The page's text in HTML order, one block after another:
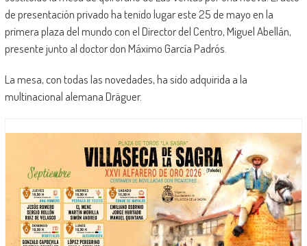
de presentación privado ha tenido lugar este 25 de mayo en la
primera plaza del mundo con el Director del Centro, Miguel Abellán,
presente junto al doctor don Máximo García Padrós.
La mesa, con todas las novedades, ha sido adquirida a la
multinacional alemana Dräguer.